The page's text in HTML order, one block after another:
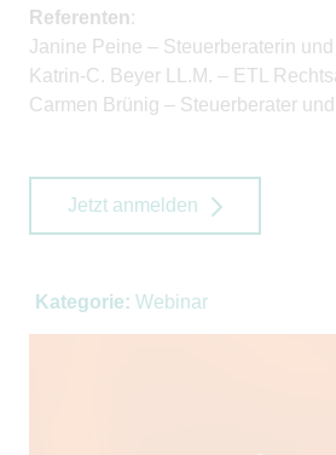
Referenten:
Janine Peine – Steuerberaterin
Katrin-C. Beyer LL.M. – ETL
Carmen Brünig – Steuerberater
Jetzt anmelden
Kategorie: Webinar